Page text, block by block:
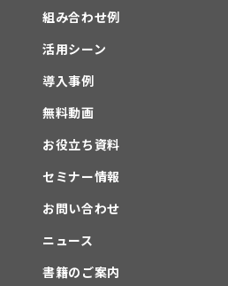
組み合わせ例
活用シーン
導入事例
無料動画
お役立ち資料
セミナー情報
お問い合わせ
ニュース
書籍のご案内